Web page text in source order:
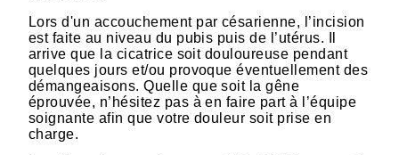
Lors d'un accouchement par césarienne, l’incision
est faite au niveau du pubis puis de l’utérus. Il
arrive que la cicatrice soit douloureuse pendant
quelques jours et/ou provoque éventuellement des
démangeaisons. Quelle que soit la gêne
éprouvée, n’hésitez pas à en faire part à l’équipe
soignante afin que votre douleur soit prise en
charge.